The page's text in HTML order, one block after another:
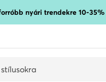
nyári trendekre 10-